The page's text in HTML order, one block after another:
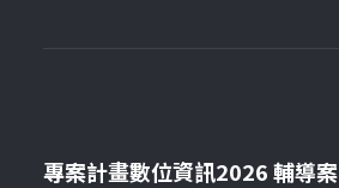
專案計畫數位資訊2026 輔導案